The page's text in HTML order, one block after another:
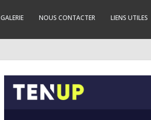
GALERIE NOUS CONTACTER LIENS UTILES